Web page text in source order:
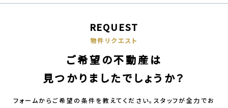
REQUEST
物件リクエスト
ご希望の不動産は
見つかりましたでしょうか？
フォームからご希望の条件を教えてください。スタッフが全力でお